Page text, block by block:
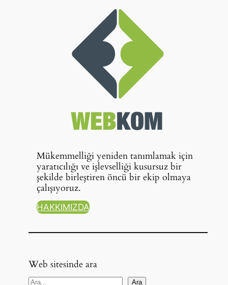
Mükemmelliği yeniden tanımlamak için
yaratıcılığı ve işlevselliği kusursuz bir
şekilde birleştiren öncü bir ekip olmaya
çalışıyoruz.
HAKKIMIZDA
Web sitesinde ara
Ara